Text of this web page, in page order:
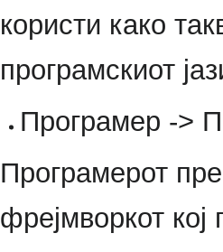
користи како
програмскиот
Програмер ->
Програмерот
фрејмворкот